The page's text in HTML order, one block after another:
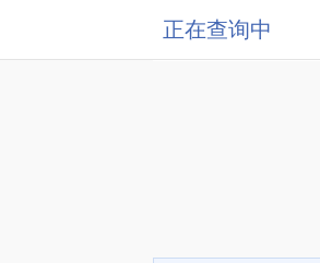
正在查询中